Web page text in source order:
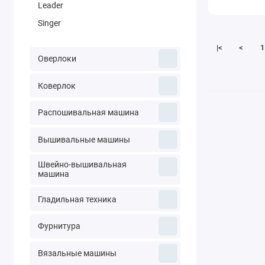
Leader
Singer
Оверлоки
Коверлок
Распошивальная машина
Вышивальные машины
Швейно-вышивальная
машина
Гладильная техника
Фурнитура
Вязальные машины
|< < 1